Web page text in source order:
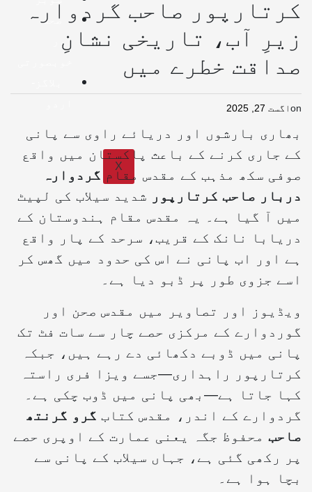
صحت
اور
X
کرتارپور صاحب گردوارہ
زیرِ آب، تاریخی نشانِ
صداقت خطرے میں
onاگست 27, 2025
بھاری بارشوں اور دریائے راوی سے پانی
کے جاری کرنے کے باعث پاکستان میں واقع
صوفی سکھ مذہب کے مقدس مقام گردوارہ
دربار صاحب کرتارپور
شدید سیلاب کی لپیٹ
میں آ گیا ہے۔ یہ مقدس مقام ہندوستان کے
دریابا نانک کے قریب، سرحد کے پار واقع
ہے اور اب پانی نے اس کی حدود میں گھس کر
اسے جزوی طور پر ڈبو دیا ہے۔
ویڈیوز اور تصاویر میں مقدس صحن اور
گوردوارے کے مرکزی حصے چار سے سات فٹ تک
پانی میں ڈوبے دکھائی دے رہے ہیں، جبکہ
کرتارپور راہداری—جسے ویزا فری راستہ
کہا جاتا ہے—بھی پانی میں ڈوب چکی ہے۔
گردوارے کے اندر، مقدس کتاب گرو گرنتھ
صاحب محفوظ جگہ یعنی عمارت کے اوپری حصے
پر رکھی گئی ہے، جہاں سیلاب کے پانی سے
بچا ہوا ہے۔